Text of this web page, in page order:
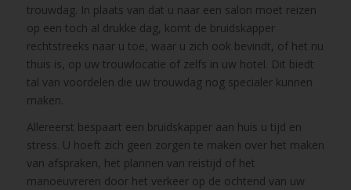
trouwdag. In plaats van dat u naar een salon moet reizen
op een toch al drukke dag, komt de bruidskapper
rechtstreeks naar u toe, waar u zich ook bevindt, of het nu
thuis is, op uw trouwlocatie of zelfs in uw hotel. Dit biedt
tal van voordelen die uw trouwdag nog specialer kunnen
maken.
Allereerst bespaart een bruidskapper aan huis u tijd en
stress. U hoeft zich geen zorgen te maken over het maken
van afspraken, het plannen van reistijd of het
manoeuvreren door het verkeer op de ochtend van uw